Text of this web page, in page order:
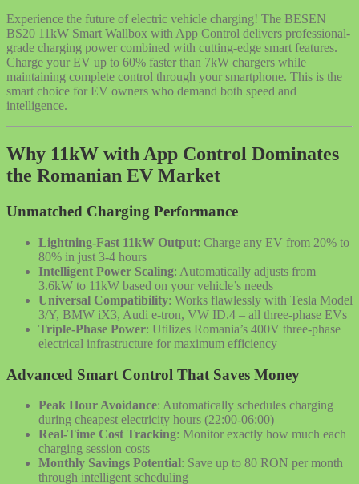
Experience the future of electric vehicle charging! The BESEN
BS20 11kW Smart Wallbox with App Control delivers professional-
grade charging power combined with cutting-edge smart features.
Charge your EV up to 60% faster than 7kW chargers while
maintaining complete control through your smartphone. This is the
smart choice for EV owners who demand both speed and
intelligence.
Why 11kW with App Control Dominates
the Romanian EV Market
Unmatched Charging Performance
Lightning-Fast 11kW Output: Charge any EV from 20% to
80% in just 3-4 hours
Intelligent Power Scaling: Automatically adjusts from
3.6kW to 11kW based on your vehicle’s needs
Universal Compatibility: Works flawlessly with Tesla Model
3/Y, BMW iX3, Audi e-tron, VW ID.4 – all three-phase EVs
Triple-Phase Power: Utilizes Romania’s 400V three-phase
electrical infrastructure for maximum efficiency
Advanced Smart Control That Saves Money
Peak Hour Avoidance: Automatically schedules charging
during cheapest electricity hours (22:00-06:00)
Real-Time Cost Tracking: Monitor exactly how much each
charging session costs
Monthly Savings Potential: Save up to 80 RON per month
through intelligent scheduling